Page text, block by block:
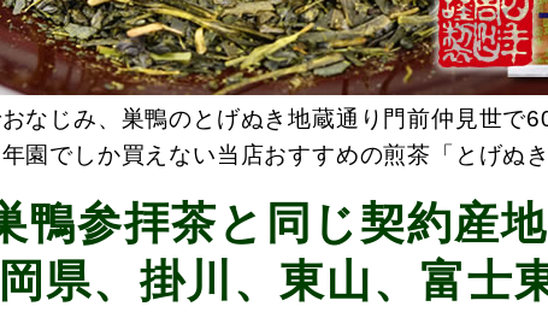
なじみ、巣鴨のとげぬき地蔵通り門前仲見世で
園でしか買えない当店おすすめの煎茶「とげぬき
鴨参拝茶と同じ契約産地
県、掛川、東山、富士